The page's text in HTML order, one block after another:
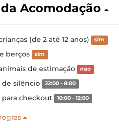
Acomodação
(de 2 até 12 anos) sim
berços sim
de estimação não
de silêncio 22:00 - 8:00
para checkout 10:00 - 12:00